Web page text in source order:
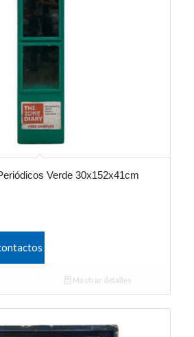
Verde 30x152x41cm
Mostrar detalles